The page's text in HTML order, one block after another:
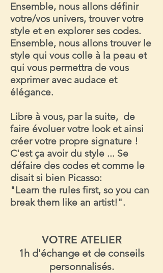
Ensemble, nous allons définir
votre/vos univers, trouver votre
style et en explorer ses codes.
Ensemble, nous allons trouver le
style qui vous colle à la peau et
qui vous permettra de vous
exprimer avec audace et
élégance.
Libre à vous, par la suite, de
faire évoluer votre look et ainsi
créer votre propre signature !
C'est ça avoir du style ... Se
défaire des codes et comme le
disait si bien Picasso:
"Learn the rules first, so you can
break them like an artist!".
VOTRE ATELIER
1h d'échange et de conseils
personnalisés.